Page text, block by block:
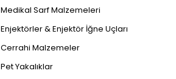
Medikal Sarf Malzemeleri
Enjektörler & Enjektör İğne Uçları
Cerrahi Malzemeler
Pet Yakalıklar